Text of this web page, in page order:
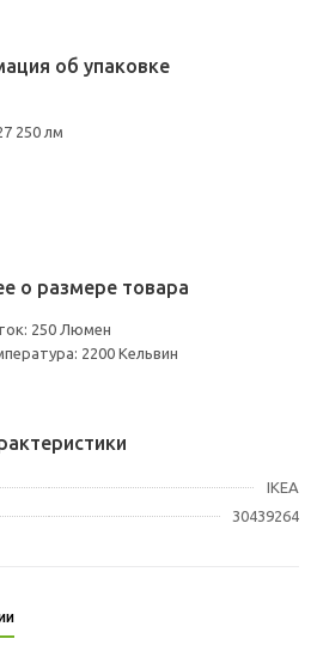
об упаковке
250 лм
о размере товара
250 Люмен
2200 Кельвин
IKEA
30439264